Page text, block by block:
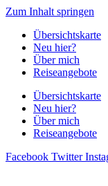
Zum Inhalt springen
Übersichtskarte
Neu hier?
Über mich
Reiseangebote
Übersichtskarte
Neu hier?
Über mich
Reiseangebote
Facebook Twitter